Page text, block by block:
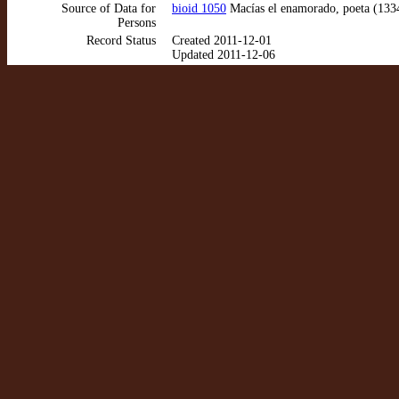
Source of Data for
Persons
bioid 1050 Macías el enamorado, poeta
Record Status
Created 2011-12-01
Updated 2011-12-06